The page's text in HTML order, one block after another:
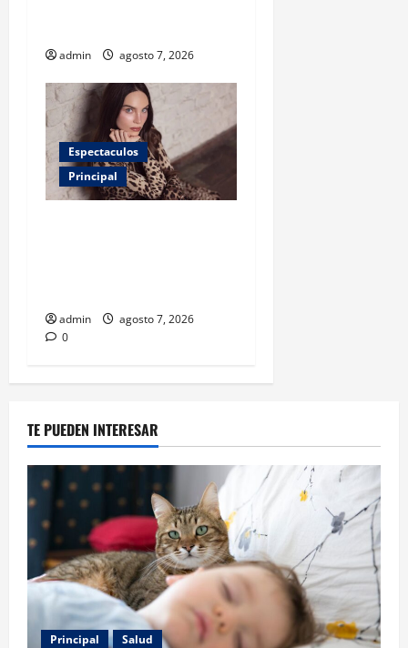
admin agosto 7, 2026
Espectaculos
Principal
admin
agosto 7, 2026
0
TE PUEDEN INTERESAR
Principal Salud